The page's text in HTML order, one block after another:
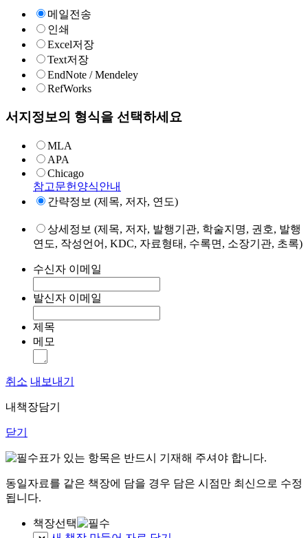
메일전송
인쇄
Excel저장
Text저장
EndNote / Mendeley
RefWorks
서지정보의 형식을 선택하세요
MLA
APA
Chicago
참고문헌양식안내
간략정보 (제목, 저자, 연도)
상세정보 (제목, 저자, 발행기관, 학술지명, 권호, 발행
연도, 작성언어, KDC, 자료형태, 수록면, 소장기관, 초록)
수신자 이메일
발신자 이메일
제목
메모
취소 내보내기
내책장담기
닫기
표가 있는 항목은 반드시 기재해 주셔야 합니다.
동일자료를 같은 책장에 담을 경우 담은 시점만 최신으로 수정
됩니다.
책장선택